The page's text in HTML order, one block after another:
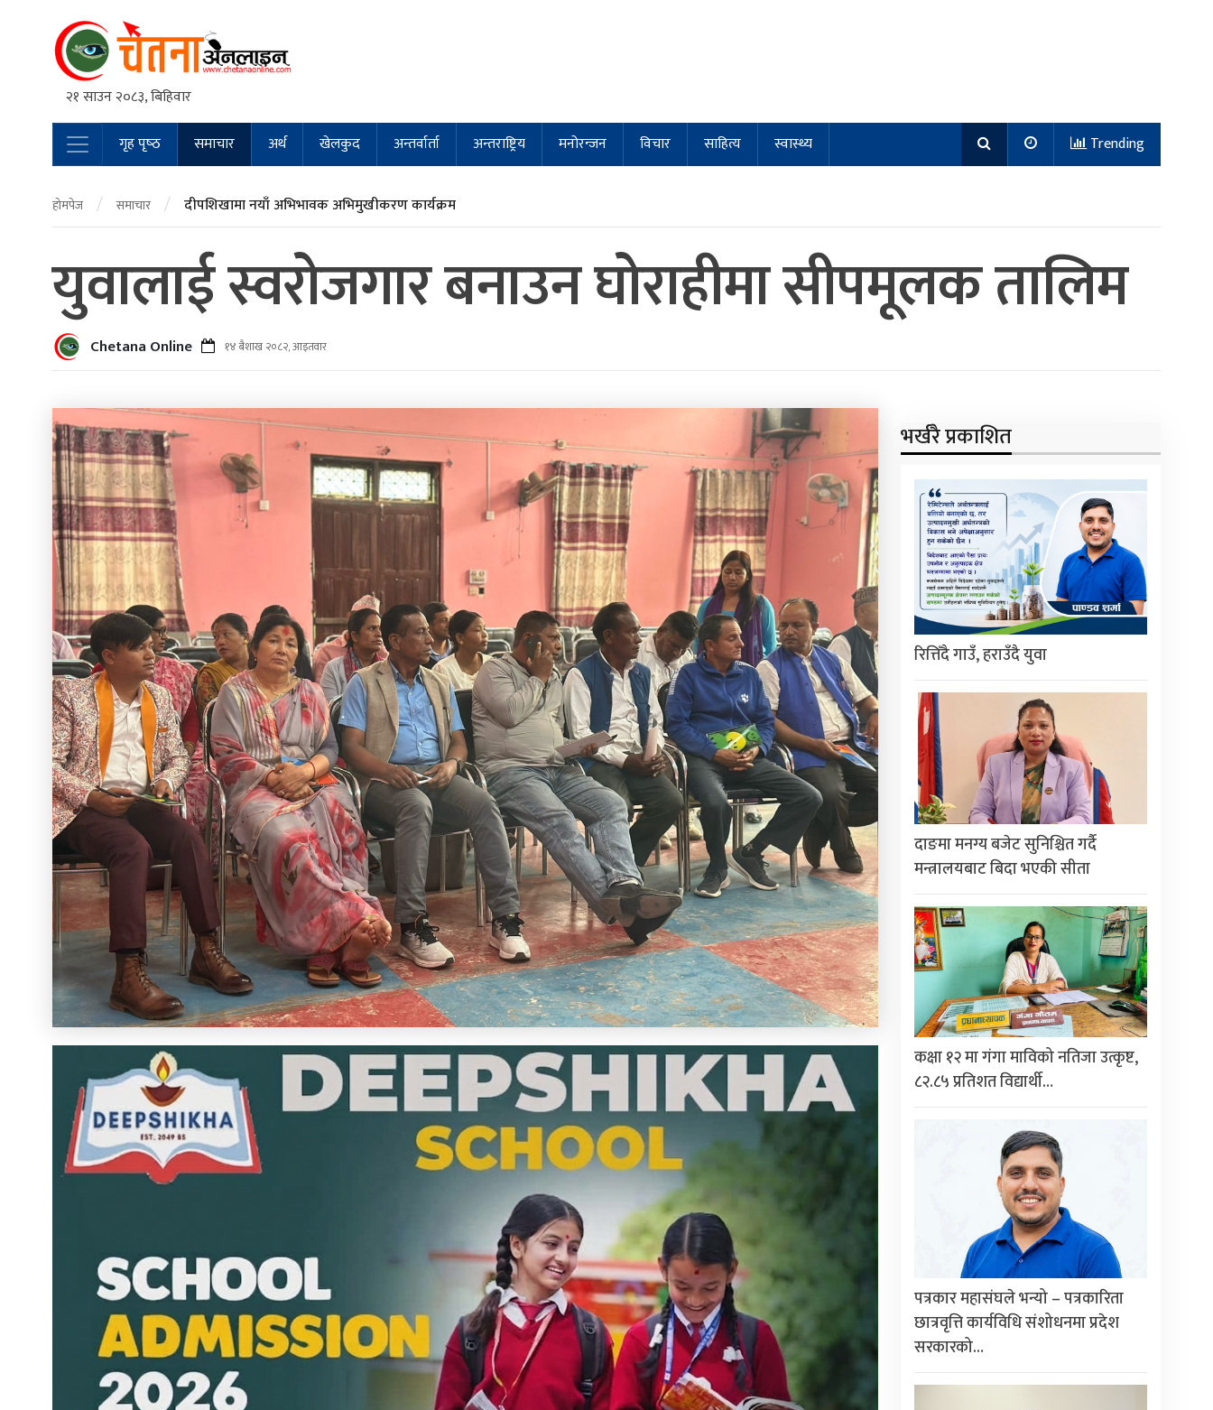
२१ साउन २०८३, बिहिवार
Main Navigation
गृह पृष्‍ठ समाचार अर्थ खेलकुद अन्तर्वार्ता अन्तराष्ट्रिय मनोरन्जन विचार साहित्य स्वास्थ्य Trending
होमपेज / समाचार / दीपशिखामा नयाँ अभिभावक अभिमुखीकरण कार्यक्रम
युवालाई स्वरोजगार बनाउन घोराहीमा सीपमूलक तालिम
Chetana Online १४ बैशाख २०८२, आइतवार
भर्खरै प्रकाशित
रित्तिँदै गाउँ, हराउँदै युवा
दाङमा मनग्य बजेट सुनिश्चित गर्दै
मन्त्रालयबाट बिदा भएकी सीता
कक्षा १२ मा गंगा माविको नतिजा उत्कृष्ट,
८२.८५ प्रतिशत विद्यार्थी…
पत्रकार महासंघले भन्यो – पत्रकारिता
छात्रवृत्ति कार्यविधि संशोधनमा प्रदेश
सरकारको…